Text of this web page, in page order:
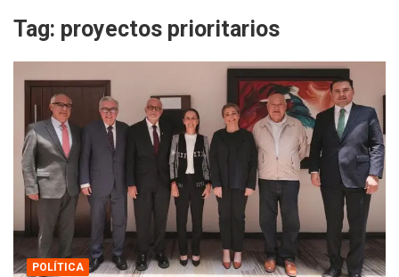
Tag: proyectos prioritarios
POLÍTICA